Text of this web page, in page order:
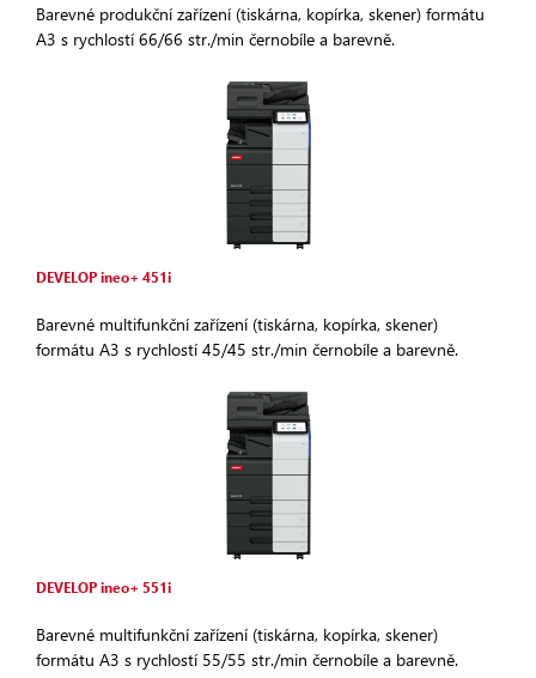
Barevné produkční zařízení (tiskárna, kopírka, skener) formátu
A3 s rychlostí 66/66 str./min černobíle a barevně.
DEVELOP ineo+ 451i
Barevné multifunkční zařízení (tiskárna, kopírka, skener)
formátu A3 s rychlostí 45/45 str./min černobíle a barevně.
DEVELOP ineo+ 551i
Barevné multifunkční zařízení (tiskárna, kopírka, skener)
formátu A3 s rychlostí 55/55 str./min černobíle a barevně.